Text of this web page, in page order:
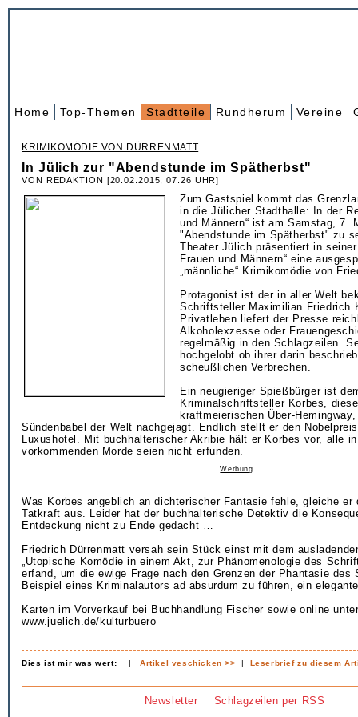
Home Top-Themen Stadtteile Rundherum Vereine
KRIMIKOMÖDIE VON DÜRRENMATT
In Jülich zur "Abendstunde im Spätherbst"
VON REDAKTION [20.02.2015, 07.26 UHR]
Zum Gastspiel kommt das
in die Jülicher Stadthalle: In der
und Männern“ ist am Samstag, 7.
"Abendstunde im Spätherbst" zu
Theater Jülich präsentiert in seiner
Frauen und Männern“ eine
„männliche“ Krimikomödie von
Protagonist ist der in aller Welt
Schriftsteller Maximilian Friedrich
Privatleben liefert der Presse
Alkoholexzesse oder
regelmäßig in den Schlagzeilen.
hochgelobt ob ihrer darin
scheußlichen Verbrechen.
Ein neugieriger Spießbürger ist
Kriminalschriftsteller Korbes,
kraftmeierischen Über-
Sündenbabel der Welt nachgejagt. Endlich stellt er den
Luxushotel. Mit buchhalterischer Akribie hält er Korbes vor, alle
vorkommenden Morde seien nicht erfunden.
Werbung
Was Korbes angeblich an dichterischer Fantasie fehle, gleiche er
Tatkraft aus. Leider hat der buchhalterische Detektiv die
Entdeckung nicht zu Ende gedacht …
Friedrich Dürrenmatt versah sein Stück einst mit dem
„Utopische Komödie in einem Akt, zur Phänomenologie des
erfand, um die ewige Frage nach den Grenzen der Phantasie des
Beispiel eines Kriminalautors ad absurdum zu führen, ein
Karten im Vorverkauf bei Buchhandlung Fischer sowie online
www.juelich.de/kulturbuero
Dies ist mir was wert: |Artikel veschicken >> | Leserbrief zu diesem
Newsletter Schlagzeilen per RSS